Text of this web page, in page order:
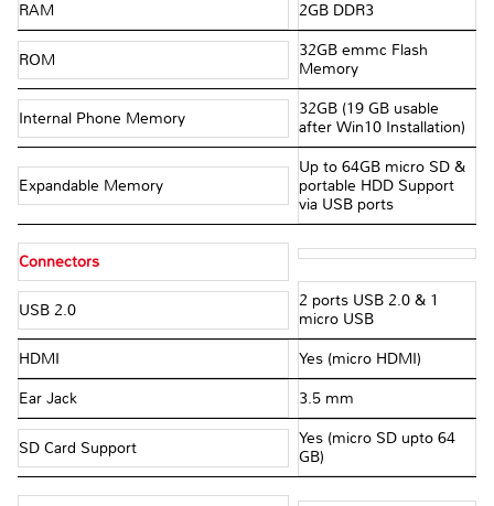
RAM 2GB DDR3
ROM
32GB emmc Flash
Memory
Internal Phone Memory
32GB (19 GB usable
after Win10 Installation)
Expandable Memory
Up to 64GB micro SD &
portable HDD Support
via USB ports
Connectors
USB 2.0
2 ports USB 2.0 & 1
micro USB
HDMI Yes (micro HDMI)
Ear Jack 3.5 mm
SD Card Support
Yes (micro SD upto 64
GB)